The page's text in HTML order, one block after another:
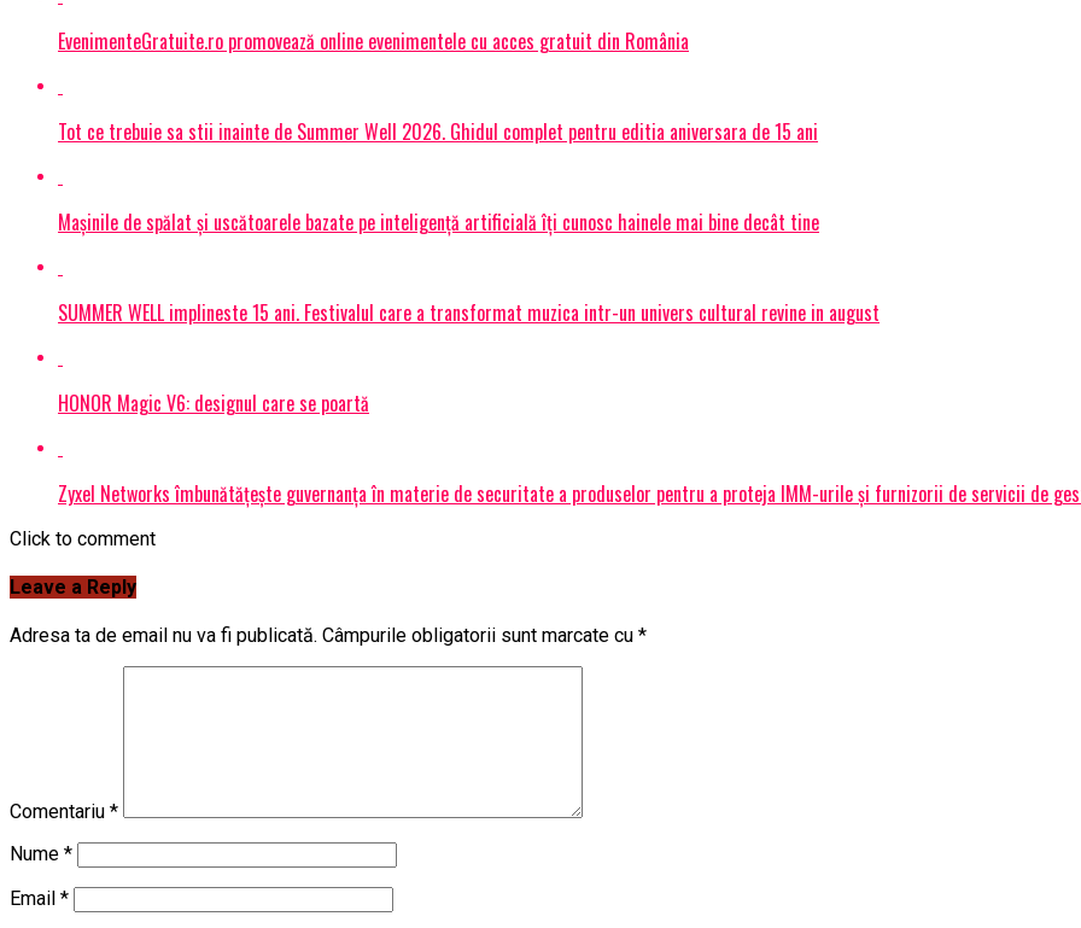
EvenimenteGratuite.ro promovează online evenimentele cu acces gratuit din România
Tot ce trebuie sa stii inainte de Summer Well 2026. Ghidul complet pentru editia aniversara de 15 ani
Mașinile de spălat și uscătoarele bazate pe inteligență artificială îți cunosc hainele mai bine decât tine
SUMMER WELL implineste 15 ani. Festivalul care a transformat muzica intr-un univers cultural revine in august
HONOR Magic V6: designul care se poartă
Zyxel Networks îmbunătățește guvernanța în materie de securitate a produselor pentru a proteja IMM-urile și furnizorii de servicii de
Click to comment
Leave a Reply
Adresa ta de email nu va fi publicată. Câmpurile obligatorii sunt marcate cu *
Comentariu *
Nume *
Email *